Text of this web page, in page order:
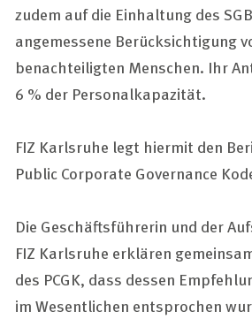
zudem auf die Einhaltung des
angemessene Berücksichtigung
benachteiligten Menschen. Ihr
6 % der Personalkapazität.
FIZ Karlsruhe legt hiermit den
Public Corporate Governance
Die Geschäftsführerin und der
FIZ Karlsruhe erklären
des PCGK, dass dessen
im Wesentlichen entsprochen